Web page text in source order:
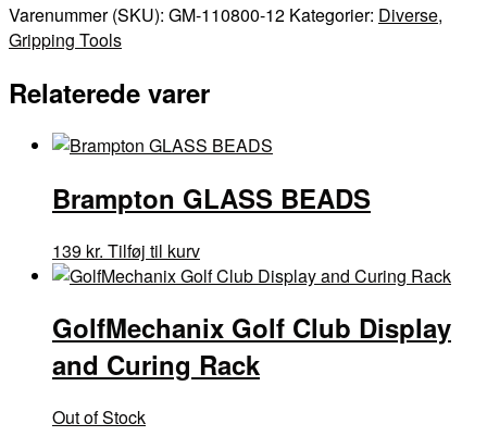
Varenummer (SKU): GM-110800-12 Kategorier: Diverse,
Gripping Tools
Relaterede varer
Brampton GLASS BEADS
139 kr. Tilføj til kurv
GolfMechanix Golf Club Display
and Curing Rack
Out of Stock